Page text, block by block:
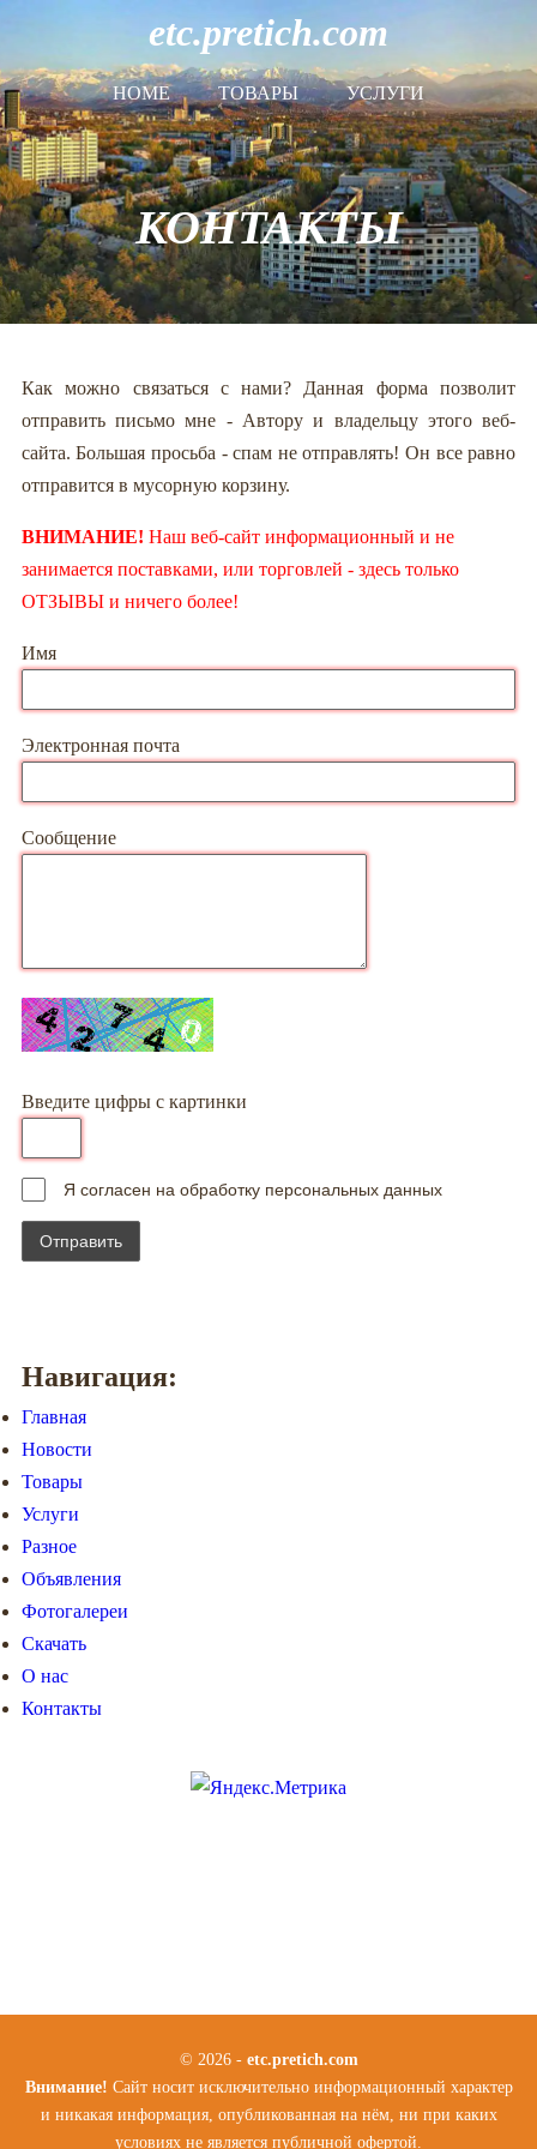
etc.pretich.com
HOME ТОВАРЫ УСЛУГИ
КОНТАКТЫ
Как можно связаться с нами? Данная форма позволит
отправить письмо мне - Автору и владельцу этого веб-
сайта. Большая просьба - спам не отправлять! Он все равно
отправится в мусорную корзину.
ВНИМАНИЕ! Наш веб-сайт информационный и не
занимается поставками, или торговлей - здесь только
ОТЗЫВЫ и ничего более!
Имя
Электронная почта
Сообщение
Введите цифры с картинки
Я согласен на обработку персональных данных
Навигация:
Главная
Новости
Товары
Услуги
Разное
Объявления
Фотогалереи
Скачать
О нас
Контакты
© 2026 - etc.pretich.com
Внимание! Сайт носит исключительно информационный характер
и никакая информация, опубликованная на нём, ни при каких
условиях не является публичной офертой.